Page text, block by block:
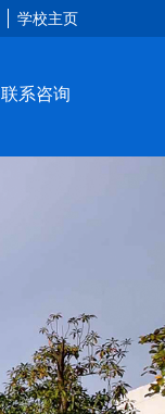
学校主页
联系咨询